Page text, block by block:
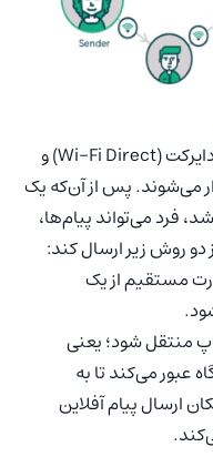
این اتصال‌ها از طریق بلوتوث، وای‌فای دایرکت (Wi-Fi Direct) و
می‌شوند. پس از آن‌که یک
فرد می‌تواند پیام‌ها،
دو روش زیر ارسال کند:
مستقیم از یک
منتقل شود؛ یعنی
عبور می‌کند تا به
ارسال پیام آفلاین